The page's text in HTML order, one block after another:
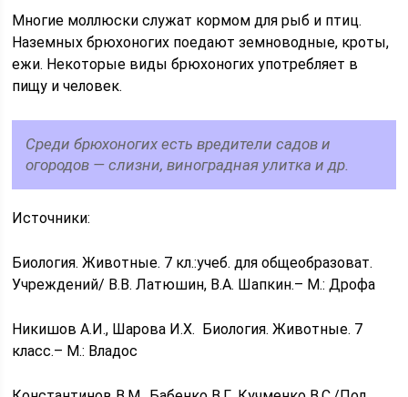
Многие моллюски служат кормом для рыб и птиц.
Наземных брюхоногих поедают земноводные, кроты,
ежи. Некоторые виды брюхоногих употребляет в
пищу и человек.
Среди брюхоногих есть вредители садов и
огородов — слизни, виноградная улитка и др.
Источники:
Биология. Животные. 7 кл.:учеб. для общеобразоват.
Учреждений/ В.В. Латюшин, В.А. Шапкин.– М.: Дрофа
Никишов А.И., Шарова И.Х. Биология. Животные. 7
класс.– М.: Владос